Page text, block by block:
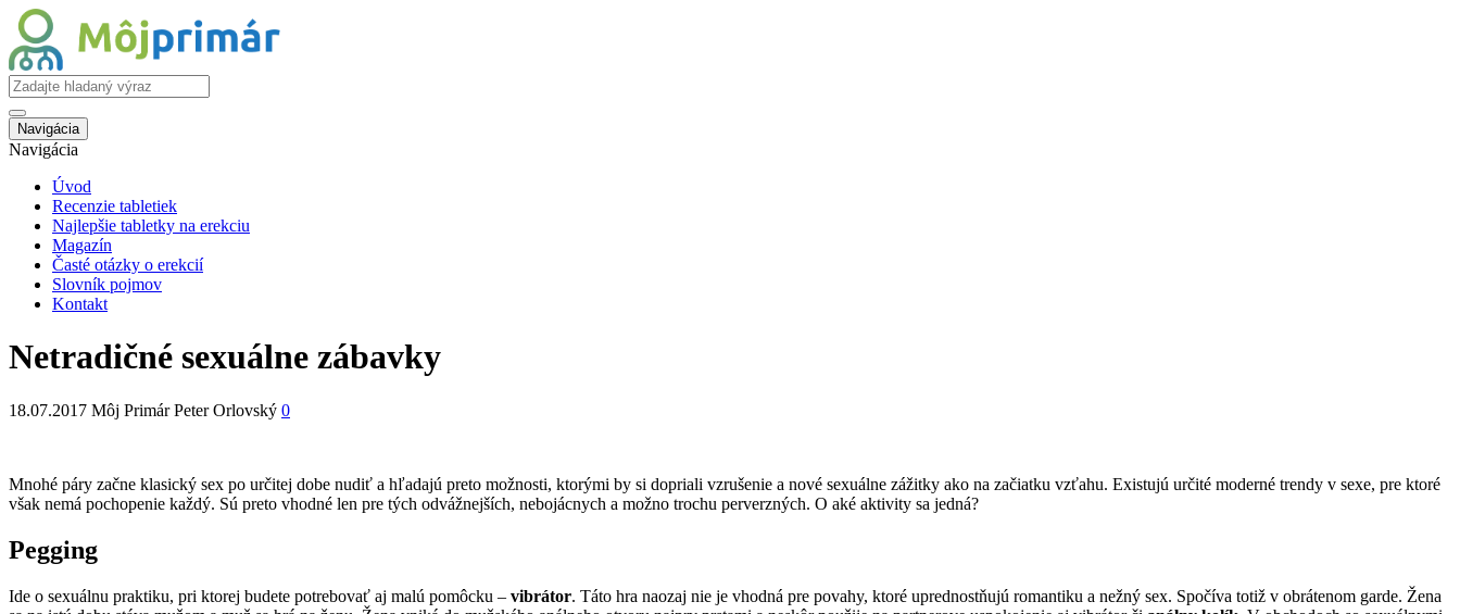
Navigácia
Navigácia
Úvod
Recenzie tabletiek
Najlepšie tabletky na erekciu
Magazín
Časté otázky o erekcií
Slovník pojmov
Kontakt
Netradičné sexuálne zábavky
18.07.2017 Môj Primár Peter Orlovský 0
Mnohé páry začne klasický sex po určitej dobe nudiť a hľadajú preto možnosti, ktorými by si dopriali vzrušenie a nové sexuálne zážitky ako na začiatku vzťahu. Existujú určité moderné trendy v sexe, pre ktoré
však nemá pochopenie každý. Sú preto vhodné len pre tých odvážnejších, nebojácnych a možno trochu perverzných. O aké aktivity sa jedná?
Pegging
Ide o sexuálnu praktiku, pri ktorej budete potrebovať aj malú pomôcku – vibrátor. Táto hra naozaj nie je vhodná pre povahy, ktoré uprednostňujú romantiku a nežný sex. Spočíva totiž v obrátenom garde. Žena